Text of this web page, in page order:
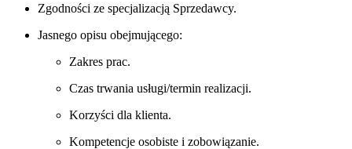
Zgodności ze specjalizacją Sprzedawcy.
Jasnego opisu obejmującego:
Zakres prac.
Czas trwania usługi/termin realizacji.
Korzyści dla klienta.
Kompetencje osobiste i zobowiązanie.